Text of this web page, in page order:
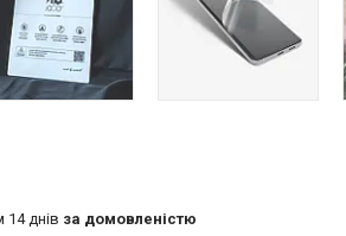
14 днів за домовленістю